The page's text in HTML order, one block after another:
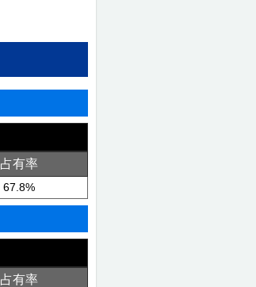
占有率
67.8%
占有率